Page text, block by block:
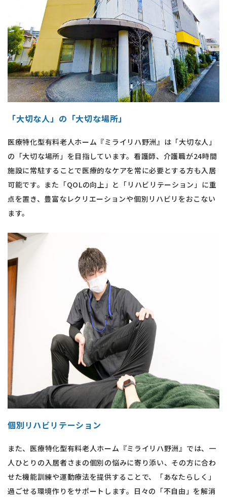
「大切な人」の「大切な場所」
医療特化型有料老人ホーム『ミライリハ野洲』は「大切な人」
の「大切な場所」を目指しています。看護師、介護職が24時間
施設に常駐することで医療的なケアを常に必要とする方も入居
可能です。また「QOLの向上」と「リハビリテーション」に重
点を置き、豊富なレクリエーションや個別リハビリをおこない
ます。
個別リハビリテーション
また、医療特化型有料老人ホーム『ミライリハ野洲』では、一
人ひとりの入居者さまの個別の悩みに寄り添い、その方に合わ
せた機能訓練や運動療法を提供することで、「あなたらしく」
過ごせる環境作りをサポートします。日々の「不自由」を解消